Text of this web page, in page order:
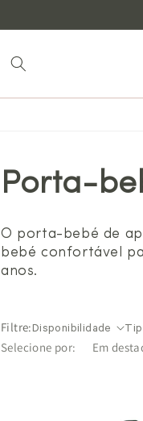
Porta-
O porta-bebé de
bebé confortável
anos.
Filtre: Disponibilidade
Selecione por: